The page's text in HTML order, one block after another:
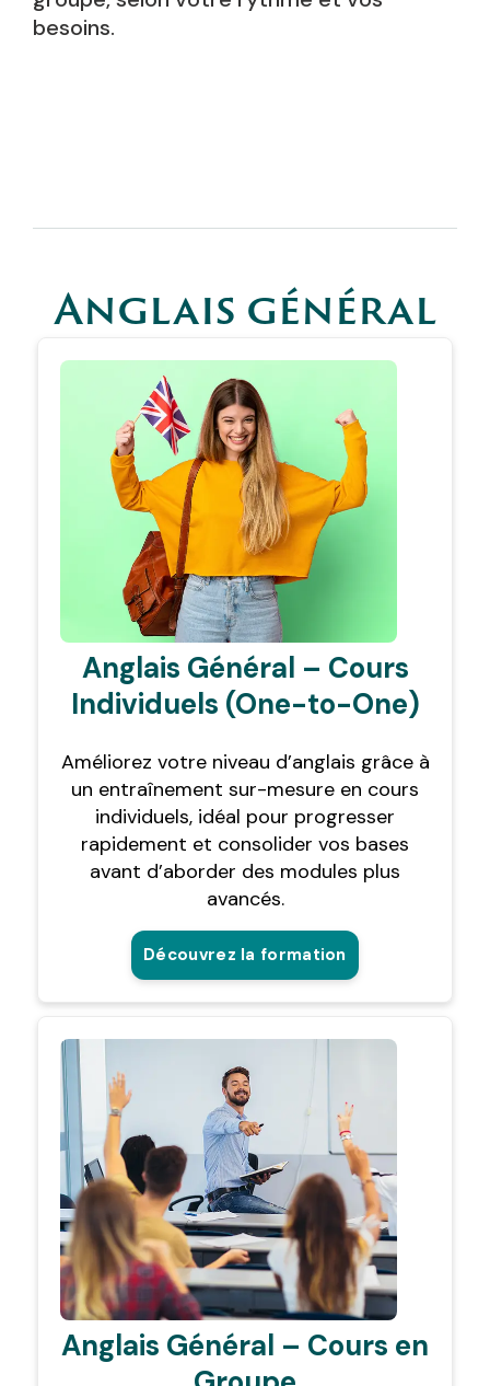
besoins.
Anglais général
Anglais Général – Cours
Individuels (One-to-One)
Améliorez votre niveau d’anglais grâce à
un entraînement sur-mesure en cours
individuels, idéal pour progresser
rapidement et consolider vos bases
avant d’aborder des modules plus
avancés.
Découvrez la formation
Anglais Général – Cours en